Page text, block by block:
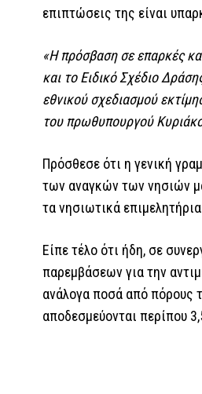
επιπτώσεις της είναι
«Η πρόσβαση σε επαρκές
και το Ειδικό Σχέδιο
εθνικού σχεδιασμού
του πρωθυπουργού
Πρόσθεσε ότι η γενική
των αναγκών των νησιών
τα νησιωτικά
Είπε τέλο ότι ήδη, σε
παρεμβάσεων για την
ανάλογα ποσά από πόρους
αποδεσμεύονται περίπου